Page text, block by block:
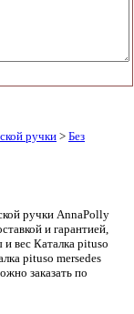
ручки> Без
ручки AnnaPolly
и гарантией,
и вес Каталка pituso
pituso mersedes
заказать по